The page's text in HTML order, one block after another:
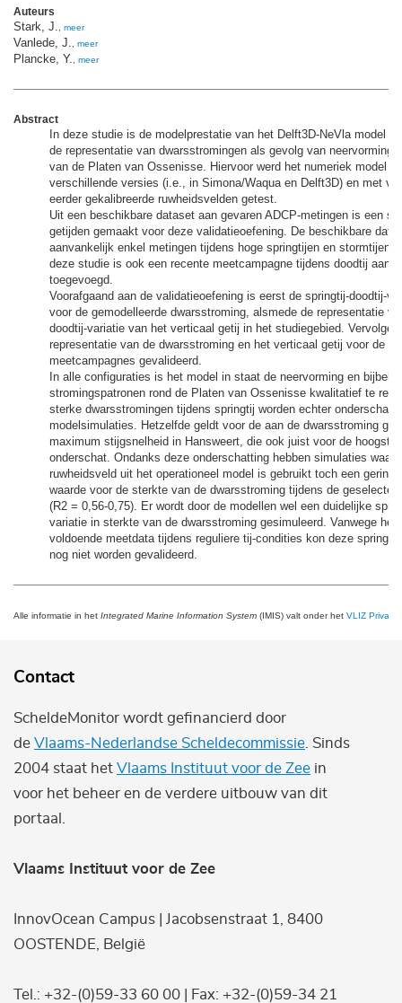
Auteurs
Stark, J. meer
Vanlede, J. meer
Plancke, Y. meer
Abstract
In deze studie is de modelprestatie van het Delft3D-NeVla model
de representatie van dwarsstromingen als gevolg van neervorming
van de Platen van Ossenisse. Hiervoor werd het numeriek model
verschillende versies (i.e., in Simona/Waqua en Delft3D) en met
eerder gekalibreerde ruwheidsvelden getest.
Uit een beschikbare dataset aan gevaren ADCP-metingen is een
getijden gemaakt voor deze validatieoefening. De beschikbare
aanvankelijk enkel metingen tijdens hoge springtijen en stormtijen.
deze studie is ook een recente meetcampagne tijdens doodtij aan
toegevoegd.
Voorafgaand aan de validatieoefening is eerst de springtij-doodtij-
voor de gemodelleerde dwarsstroming, alsmede de representatie
doodtij-variatie van het verticaal getij in het studiegebied.
representatie van de dwarsstroming en het verticaal getij voor de
meetcampagnes gevalideerd.
In alle configuraties is het model in staat de neervorming en
stromingspatronen rond de Platen van Ossenisse kwalitatief te
sterke dwarsstromingen tijdens springtij worden echter onderschat
modelsimulaties. Hetzelfde geldt voor de aan de dwarsstroming
maximum stijgsnelheid in Hansweert, die ook juist voor de hoogste
onderschat. Ondanks deze onderschatting hebben simulaties
ruwheidsveld uit het operationeel model is gebruikt toch een
waarde voor de sterkte van de dwarsstroming tijdens de
(R2 = 0,56-0,75). Er wordt door de modellen wel een duidelijke
variatie in sterkte van de dwarsstroming gesimuleerd. Vanwege het
voldoende meetdata tijdens reguliere tij-condities kon deze
nog niet worden gevalideerd.
Alle informatie in het Integrated Marine Information System (IMIS) valt onder het VLIZ Privacy
Contact
ScheldeMonitor wordt gefinancierd door
de Vlaams-Nederlandse Scheldecommissie . Sinds
2004 staat het Vlaams Instituut voor de Zee in
voor het beheer en de verdere uitbouw van dit
portaal.
Vlaams Instituut voor de Zee
InnovOcean Campus | Jacobsenstraat 1, 8400
OOSTENDE, België
Tel.: +32-(0)59-33 60 00 | Fax: +32-(0)59-34 21